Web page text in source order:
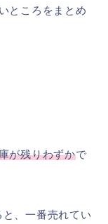
ところをまとめ
が残りわずかで
、一番売れてい